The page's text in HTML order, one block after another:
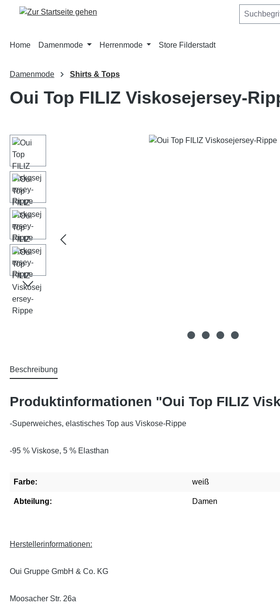
Hauptinhalt springen
Zur Suche springen
Zur Hauptnavigation springen
Home Damenmode Herrenmode Store Filderstadt
Damenmode Shirts & Tops
Oui Top FILIZ Viskosejersey-
Bildergalerie überspringen
Beschreibung
Produktinformationen "Oui Top FILIZ
-Superweiches, elastisches Top aus Viskose-Rippe
-95 % Viskose, 5 % Elasthan
Farbe: weiß
Abteilung: Damen
Herstellerinformationen:
Oui Gruppe GmbH & Co. KG
Moosacher Str. 26a